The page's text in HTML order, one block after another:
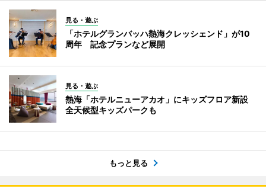
見る・遊ぶ
「ホテルグランバッハ熱海クレッシェンド」が10
周年 記念プランなど展開
見る・遊ぶ
熱海「ホテルニューアカオ」にキッズフロア新設
全天候型キッズパークも
もっと見る